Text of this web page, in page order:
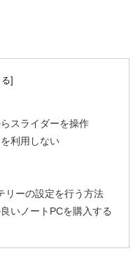
スライダーを操作
利用しない
リーの設定を行う方法
いノートPCを購入する